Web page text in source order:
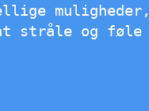
og føle